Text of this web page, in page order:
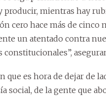
producir, mientras hay
cero hace más de cinco
un atentado contra
constitucionales”,
que es hora de dejar de
social, de la gente que